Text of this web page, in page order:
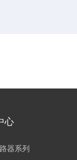
心
器系列